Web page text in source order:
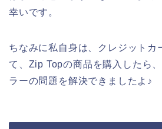
幸いです。
ちなみに私自身は、クレジットカ
て、Zip Topの商品を購入したら
ラーの問題を解決できましたよ♪